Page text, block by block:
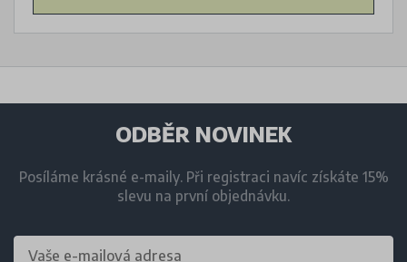
ODBĚR NOVINEK
Posíláme krásné e-maily. Při registraci navíc získáte 15%
slevu na první objednávku.